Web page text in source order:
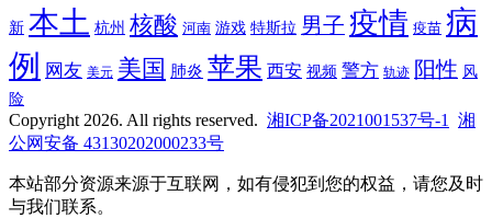
新 本土 杭州 核酸 河南 游戏 特斯拉 男子 疫情 疫苗 病
例
网友 美元 美国 肺炎 苹果 西安 视频 警方 轨迹 阳性 风
险
Copyright 2026. All rights reserved. 湘ICP备2021001537号-1
湘
公网安备 43130202000233号
本站部分资源来源于互联网，如有侵犯到您的权益，请您及时
与我们联系。